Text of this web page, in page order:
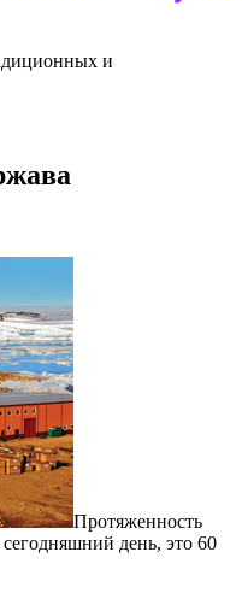
и
Протяженность
день, это 60